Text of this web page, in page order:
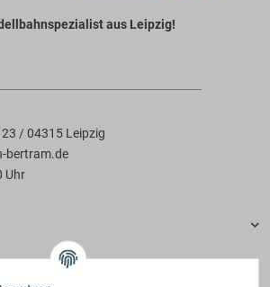
aus Leipzig!
/ 04315 Leipzig
bertram.de
Uhr